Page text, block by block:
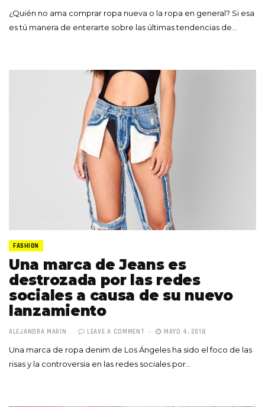
¿Quién no ama comprar ropa nueva o la ropa en general? Si esa
es tú manera de enterarte sobre las últimas tendencias de…
FASHION
Una marca de Jeans es
destrozada por las redes
sociales a causa de su nuevo
lanzamiento
ALEJANDRA MARÍN LEAVE A COMMENT MAYO 4, 2018
Una marca de ropa denim de Los Ángeles ha sido el foco de las
risas y la controversia en las redes sociales por…